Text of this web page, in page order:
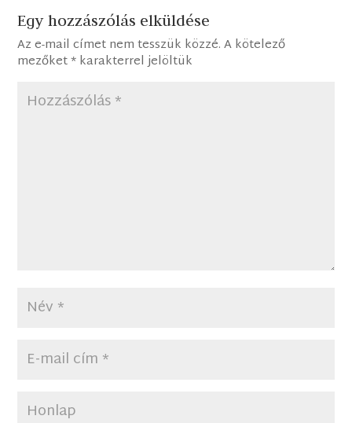
Egy hozzászólás elküldése
Az e-mail címet nem tesszük közzé. A kötelező
mezőket*karakterrel jelöltük